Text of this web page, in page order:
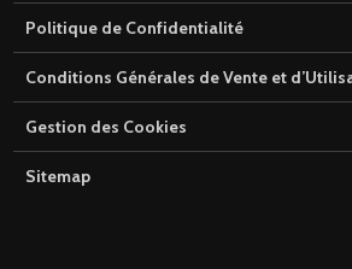
Politique de Confidentialité
Conditions Générales de Vente et
Gestion des Cookies
Sitemap